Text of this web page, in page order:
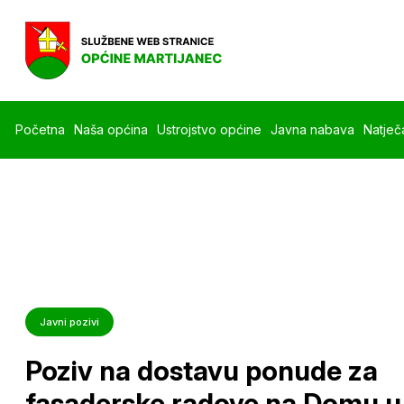
Početna Naša općina Ustrojstvo općine Javna nabava
Javni pozivi
Poziv na dostavu ponude za